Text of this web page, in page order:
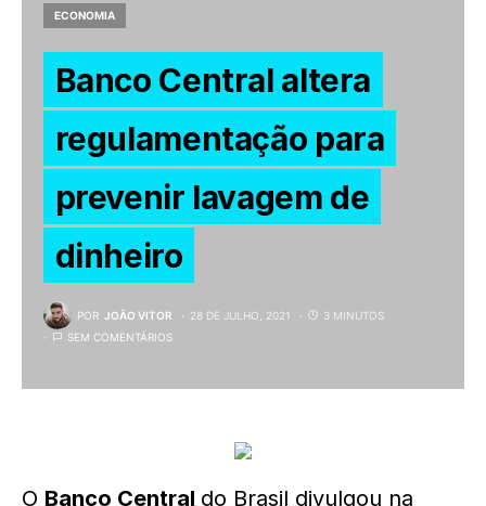
ECONOMIA
Banco Central altera
regulamentação para
prevenir lavagem de
dinheiro
POR JOÃO VITOR 28 DE JULHO, 2021
3 MINUTOS
SEM COMENTÁRIOS
O Banco Central do Brasil divulgou na